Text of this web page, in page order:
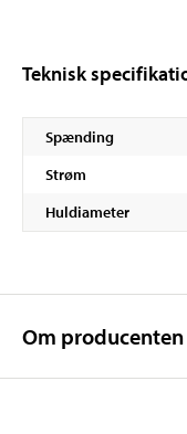
Teknisk
Spænding
Strøm
Huldiameter
Om producenten